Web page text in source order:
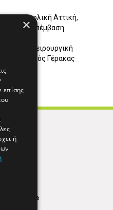
Ανατολική Αττική,
επέμβαση
Αττική,
Χειρουργική
Χειρουργός Γέρακας
Find Here
×
επίσης
ή